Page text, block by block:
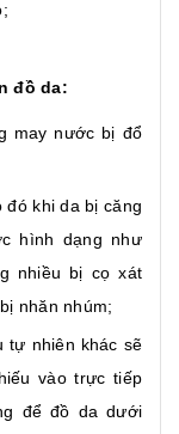
đồ da:
may nước bị đổ
khi da bị căng
hình dạng như
nhiều bị cọ xát
nhăn nhúm;
tự nhiên khác sẽ
vào trực tiếp
để đồ da dưới